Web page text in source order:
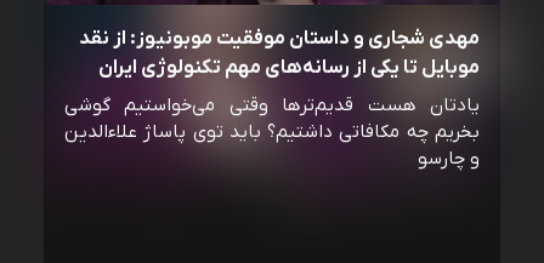
مهدی شجاری و داستان موفقیت موبونیوز: از نقد
موبایل تا یکی از رسانه‌‌های مهم تکنولوژی ایران
یادتان هست قدیم‌ترها وقتی می‌خواستیم گوشی
بخریم چه مکافاتی داشتیم؟ باید توی پاساژ علاءالدین
و چارسو